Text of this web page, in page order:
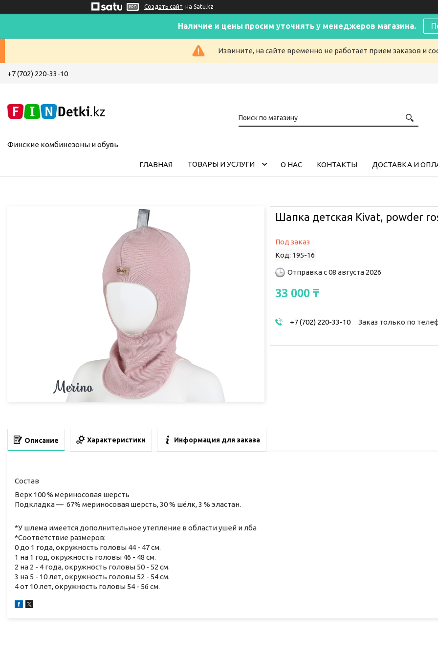
Создать сайт на Satu.kz
Наличие и цены просим уточнять у менеджеров магазина.
Извините, на сайте временно не работает прием заказов и
+7 (702) 220-33-10
Финские комбинезоны и обувь
ГЛАВНАЯ ТОВАРЫ И УСЛУГИ О НАС КОНТАКТЫ ДОСТАВКА И
Шапка детская Kivat, powder
Под заказ
Код: 195-16
Отправка с 08 августа 2026
33 000 ₸
+7 (702) 220-33-10 Заказ только по
Описание Характеристики Информация для заказа
Состав
Верх 100 % мериносовая шерсть
Подкладка — 67% мериносовая шерсть, 30 % шёлк, 3 % эластан.
*У шлема имеется дополнительное утепление в области ушей и лба
*Соответствие размеров:
0 до 1 года, окружность головы 44 - 47 см.
1 на 1 год, окружность головы 46 - 48 см.
2 на 2 - 4 года, окружность головы 50 - 52 см.
3 на 5 - 10 лет, окружность головы 52 - 54 см.
4 от 10 лет, окружность головы 54 - 56 см.